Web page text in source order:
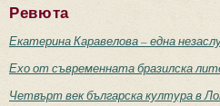
Ревюта
Екатерина Каравелова – една
Ехо от съвременната бразилска
Четвърт век българска култура в